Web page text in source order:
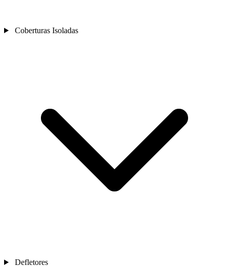
Coberturas Isoladas
Defletores